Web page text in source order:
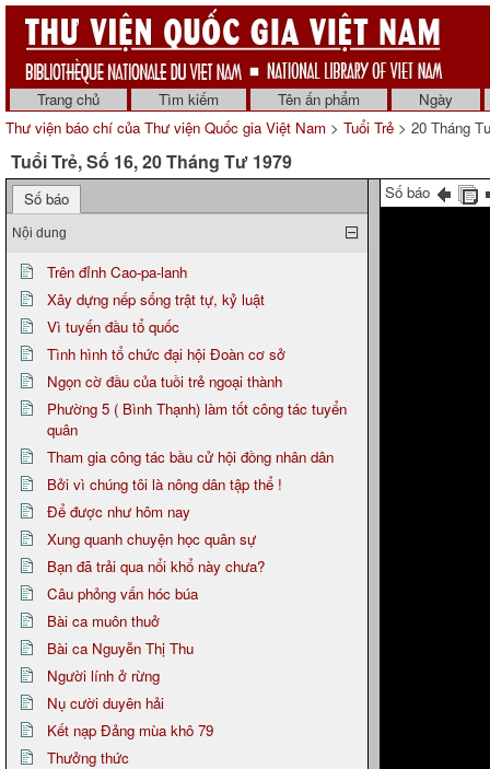
Trang chủ Tìm kiếm Tên ấn phẩm
Ngày
Thư viện báo chí của Thư viện Quốc gia Việt Nam > Tuổi Trẻ > 20 Tháng
Tuổi Trẻ, Số 16, 20 Tháng Tư 1979
Số báo
Nội dung
Trên đỉnh Cao-pa-lanh
Xây dựng nếp sống trật tự, kỷ luật
Vì tuyến đầu tổ quốc
Tình hình tổ chức đại hội Đoàn cơ sở
Ngọn cờ đầu của tuồi trẻ ngoại thành
Phường 5 ( Bình Thạnh) làm tốt công tác tuyển
quân
Tham gia công tác bầu cử hội đồng nhân dân
Bởi vì chúng tôi là nông dân tập thể !
Để được như hôm nay
Xung quanh chuyện học quân sự
Bạn đã trải qua nổi khổ này chưa?
Câu phỏng vấn hóc búa
Bài ca muôn thuở
Bài ca Nguyễn Thị Thu
Người lính ở rừng
Nụ cười duyên hải
Kết nạp Đảng mùa khô 79
Thưởng thức
Số báo